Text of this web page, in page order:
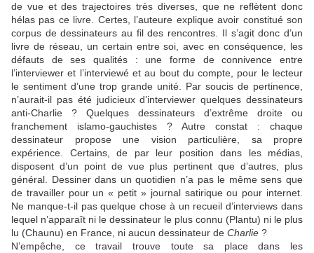
de vue et des trajectoires très diverses, que ne reflètent donc
hélas pas ce livre. Certes, l’auteure explique avoir constitué son
corpus de dessinateurs au fil des rencontres. Il s’agit donc d’un
livre de réseau, un certain entre soi, avec en conséquence, les
défauts de ses qualités : une forme de connivence entre
l’interviewer et l’interviewé et au bout du compte, pour le lecteur
le sentiment d’une trop grande unité. Par soucis de pertinence,
n’aurait-il pas été judicieux d’interviewer quelques dessinateurs
anti-Charlie ? Quelques dessinateurs d’extrême droite ou
franchement islamo-gauchistes ? Autre constat : chaque
dessinateur propose une vision particulière, sa propre
expérience. Certains, de par leur position dans les médias,
disposent d’un point de vue plus pertinent que d’autres, plus
général. Dessiner dans un quotidien n’a pas le même sens que
de travailler pour un « petit » journal satirique ou pour internet.
Ne manque-t-il pas quelque chose à un recueil d’interviews dans
lequel n’apparaît ni le dessinateur le plus connu (Plantu) ni le plus
lu (Chaunu) en France, ni aucun dessinateur de Charlie ?
N’empêche, ce travail trouve toute sa place dans les